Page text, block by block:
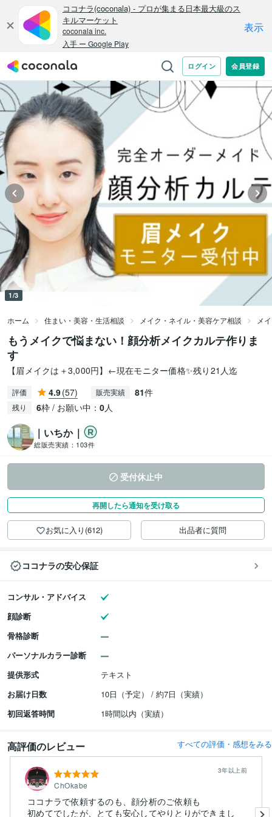
1/3
ホーム 住まい・美容・生活相談 メイク・ネイル・美容ケア相談 メ
もうメイクで悩まない！顔分析メイクカルテ作りま
す
【眉メイクは＋3,000円】←現在モニター価格✨残り21人迄
評価 4.9(57) 販売実績 81件
残り 6枠 / お願い中： 0人
｜いちか｜
総販売実績： 103件
受付休止中
再開したら通知を受け取る
お気に入り(612) 出品者に質問
ココナラの安心保証
コンサル・アドバイス
顔診断
骨格診断
パーソナルカラー診断
提供形式
テキスト
お届け日数
10日（予定） / 約7日（実績）
初回返答時間
1時間以内（実績）
高評価のレビュー すべての評価・感想をみる
ChOkabe
3年以上前
ココナラで依頼するのも、顔分析のご依頼も
初めてでしたが、とても安心してやりとりができまし